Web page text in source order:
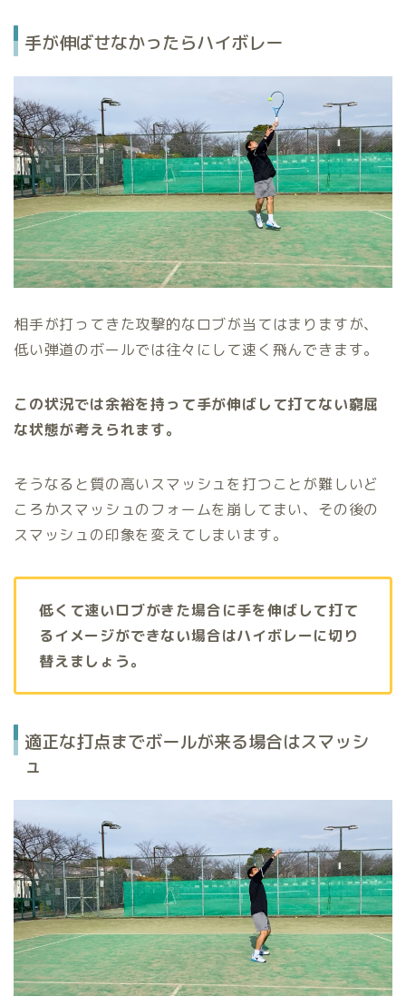
手が伸ばせなかったらハイボレー
相手が打ってきた攻撃的なロブが当てはまりますが、
低い弾道のボールでは往々にして速く飛んできます。
この状況では余裕を持って手が伸ばして打てない窮屈
な状態が考えられます。
そうなると質の高いスマッシュを打つことが難しいど
ころかスマッシュのフォームを崩してまい、その後の
スマッシュの印象を変えてしまいます。
低くて速いロブがきた場合に手を伸ばして打て
るイメージができない場合はハイボレーに切り
替えましょう。
適正な打点までボールが来る場合はスマッシ
ュ